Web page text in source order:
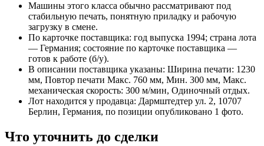
Машины этого класса обычно рассматривают под
стабильную печать, понятную приладку и рабочую
загрузку в смене.
По карточке поставщика: год выпуска 1994; страна лота
— Германия; состояние по карточке поставщика —
готов к работе (б/у).
В описании поставщика указаны: Ширина печати: 1230
мм, Повтор печати Макс. 760 мм, Мин. 300 мм, Макс.
механическая скорость: 300 м/мин, Одиночный отдых.
Лот находится у продавца: Дармштедтер ул. 2, 10707
Берлин, Германия, по позиции опубликовано 1 фото.
Что уточнить до сделки